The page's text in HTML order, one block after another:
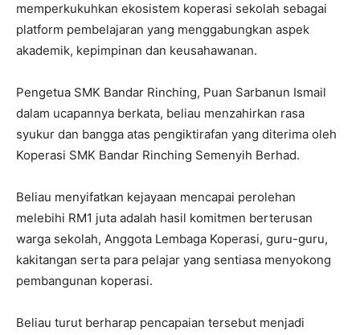
memperkukuhkan ekosistem koperasi sekolah sebagai
platform pembelajaran yang menggabungkan aspek
akademik, kepimpinan dan keusahawanan.
Pengetua SMK Bandar Rinching, Puan Sarbanun Ismail
dalam ucapannya berkata, beliau menzahirkan rasa
syukur dan bangga atas pengiktirafan yang diterima oleh
Koperasi SMK Bandar Rinching Semenyih Berhad.
Beliau menyifatkan kejayaan mencapai perolehan
melebihi RM1 juta adalah hasil komitmen berterusan
warga sekolah, Anggota Lembaga Koperasi, guru-guru,
kakitangan serta para pelajar yang sentiasa menyokong
pembangunan koperasi.
Beliau turut berharap pencapaian tersebut menjadi